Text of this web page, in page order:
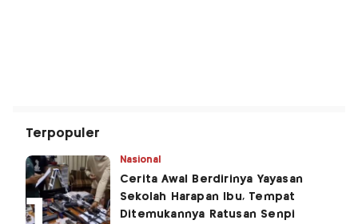
Terpopuler
Nasional
Cerita Awal Berdirinya Yayasan
Sekolah Harapan Ibu, Tempat
Ditemukannya Ratusan Senpi